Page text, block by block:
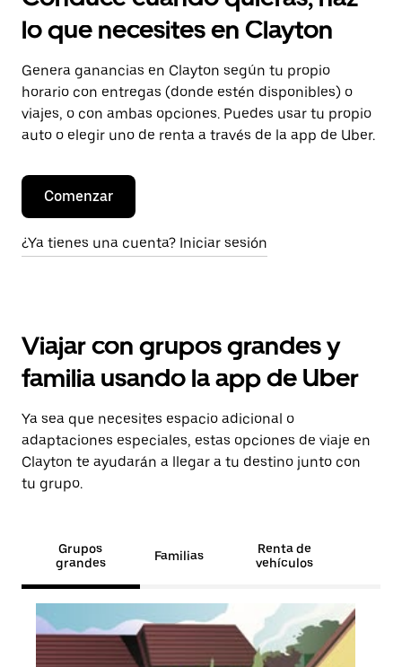
lo que necesites en Clayton
Genera ganancias en Clayton según tu propio
horario con entregas (donde estén disponibles) o
viajes, o con ambas opciones. Puedes usar tu propio
auto o elegir uno de renta a través de la app de Uber.
Comenzar
¿Ya tienes una cuenta? Iniciar sesión
Viajar con grupos grandes y
familia usando la app de Uber
Ya sea que necesites espacio adicional o
adaptaciones especiales, estas opciones de viaje en
Clayton te ayudarán a llegar a tu destino junto con
tu grupo.
Grupos
grandes
Familias
Renta de
vehículos